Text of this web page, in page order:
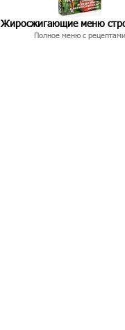
Жиросжигающие меню
Полное меню с рецептами